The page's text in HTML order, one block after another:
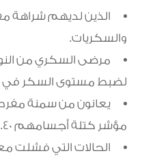
الذين لديهم شراهة
والسكريات.
مرضى السكري من
لضبط مستوى السكر في
يعانون من سمنة
مؤشر كتلة أجسامهم 40.
الحالات التي فشلت